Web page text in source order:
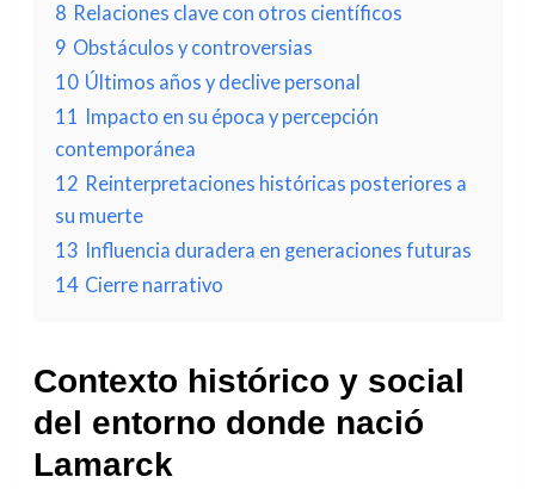
8 Relaciones clave con otros científicos
9 Obstáculos y controversias
10 Últimos años y declive personal
11
Impacto en su época y percepción
contemporánea
12 Reinterpretaciones históricas posteriores a
su muerte
13
Influencia duradera en generaciones futuras
14 Cierre narrativo
Contexto histórico y social
del entorno donde nació
Lamarck